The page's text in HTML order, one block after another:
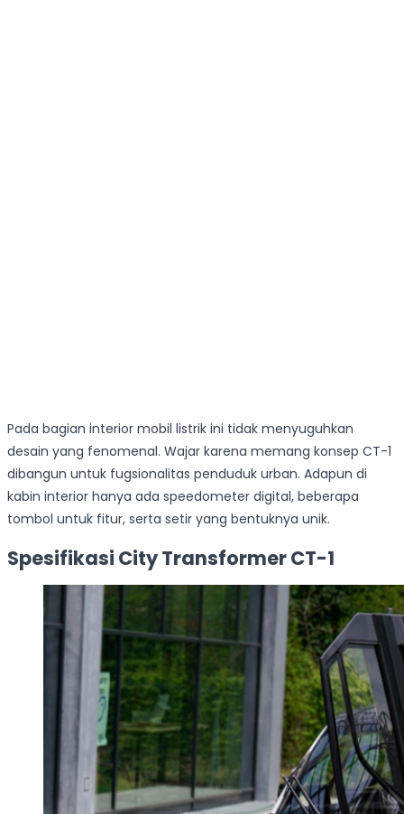
Pada bagian interior mobil listrik ini tidak menyuguhkan
desain yang fenomenal. Wajar karena memang konsep CT-1
dibangun untuk fugsionalitas penduduk urban. Adapun di
kabin interior hanya ada speedometer digital, beberapa
tombol untuk fitur, serta setir yang bentuknya unik.
Spesifikasi City Transformer CT-1